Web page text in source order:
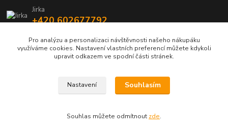
Jirka
+420 602677792
info@jarmy.cz
Kopyrájt - Jarmy.cz
Pro analýzu a personalizaci návštěvnosti našeho nákupáku
využíváme cookies. Nastavení vlastních preferencí můžete kdykoli
upravit odkazem ve spodní části stránek.
Nastavení Souhlasím
Souhlas můžete odmítnout zde.